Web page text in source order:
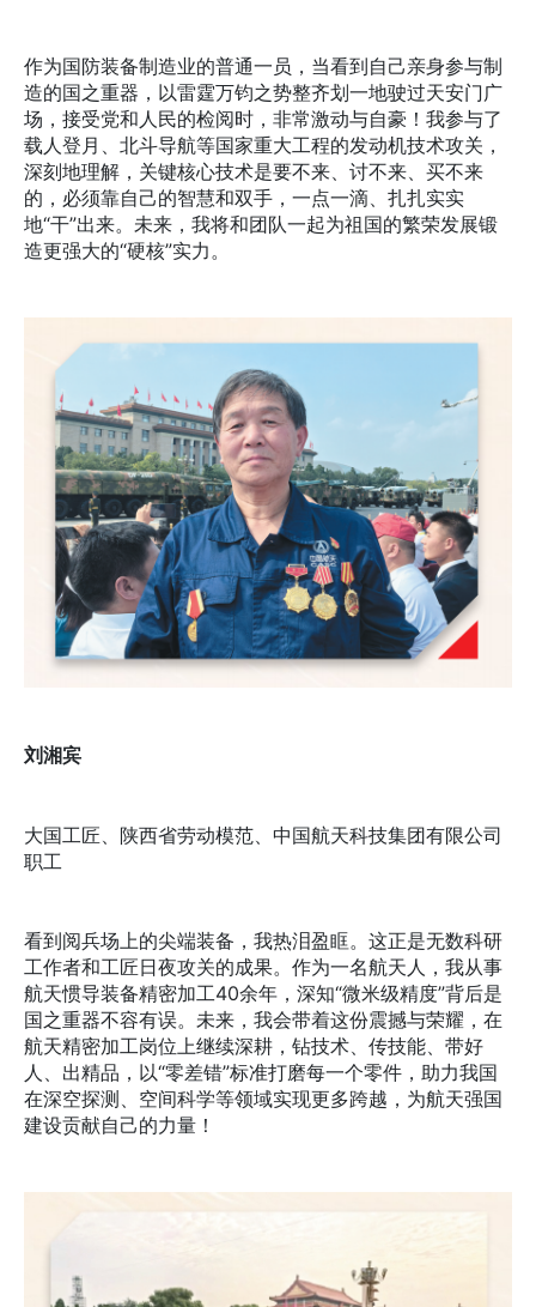
作为国防装备制造业的普通一员，当看到自己亲身参与制
造的国之重器，以雷霆万钧之势整齐划一地驶过天安门广
场，接受党和人民的检阅时，非常激动与自豪！我参与了
载人登月、北斗导航等国家重大工程的发动机技术攻关，
深刻地理解，关键核心技术是要不来、讨不来、买不来
的，必须靠自己的智慧和双手，一点一滴、扎扎实实
地“干”出来。未来，我将和团队一起为祖国的繁荣发展锻
造更强大的“硬核”实力。
刘湘宾
大国工匠、陕西省劳动模范、中国航天科技集团有限公司
职工
看到阅兵场上的尖端装备，我热泪盈眶。这正是无数科研
工作者和工匠日夜攻关的成果。作为一名航天人，我从事
航天惯导装备精密加工40余年，深知“微米级精度”背后是
国之重器不容有误。未来，我会带着这份震撼与荣耀，在
航天精密加工岗位上继续深耕，钻技术、传技能、带好
人、出精品，以“零差错”标准打磨每一个零件，助力我国
在深空探测、空间科学等领域实现更多跨越，为航天强国
建设贡献自己的力量！